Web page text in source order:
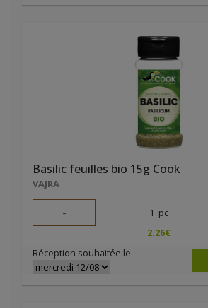
Basilic feuilles bio 15g Cook
VAJRA
- 1 pc
2.26€
Réception souhaitée le